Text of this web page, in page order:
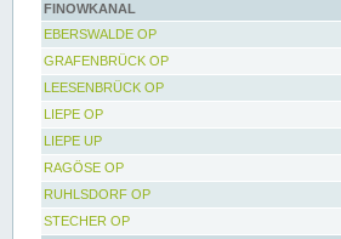
FINOWKANAL
EBERSWALDE OP
GRAFENBRÜCK OP
LEESENBRÜCK OP
LIEPE OP
LIEPE UP
RAGÖSE OP
RUHLSDORF OP
STECHER OP